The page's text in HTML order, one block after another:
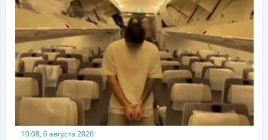
10:08, 6 августа 2026